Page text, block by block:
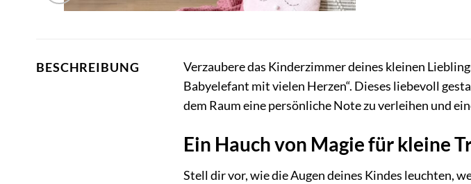
BESCHREIBUNG
Verzaubere das Kinderzimmer deines kleinen
Babyelefant mit vielen Herzen“. Dieses liebevoll
dem Raum eine persönliche Note zu verleihen und
Ein Hauch von Magie für kleine
Stell dir vor, wie die Augen deines Kindes leuchten,